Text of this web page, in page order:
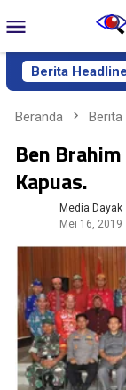
ke
kontenMobile
Berita Headline
Kalteng,
Beranda Berita
Ben
Kapuas.
Media Dayak
Mei 16, 2019